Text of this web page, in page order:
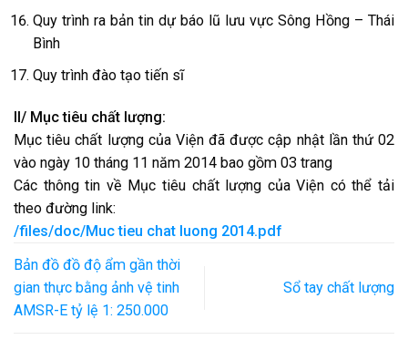
Quy trình ra bản tin dự báo lũ lưu vực Sông Hồng – Thái
Bình
Quy trình đào tạo tiến sĩ
II/ Mục tiêu chất lượng:
Mục tiêu chất lượng của Viện đã được cập nhật lần thứ 02
vào ngày 10 tháng 11 năm 2014 bao gồm 03 trang
Các thông tin về Mục tiêu chất lượng của Viện có thể tải
theo đường link:
/files/doc/Muc tieu chat luong 2014.pdf
Bản đồ đồ độ ẩm gần thời
gian thực bằng ảnh vệ tinh
AMSR-E tỷ lệ 1: 250.000
Sổ tay chất lượng